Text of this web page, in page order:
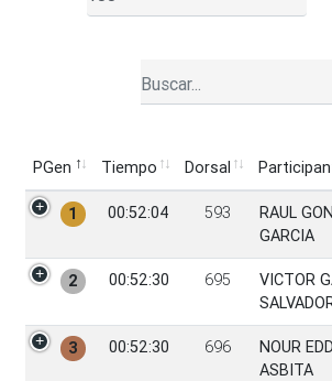
PGen Tiempo Dorsal
PGen
Tiempo Dorsal
1 00:52:04 593
RAUL
GARCIA
2 00:52:30 695
VICTOR
3 00:52:30 696
NOUR
ASBITA